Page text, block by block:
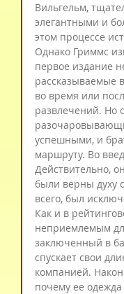
Вильгельм,
элегантными и
этом процессе
Однако Гриммс
первое издание
рассказываемые
во время или
развлечений. Но
успешными, и
маршруту. Во
Действительно,
были верны духу
всего, был
Как и в
неприемлемым
заключенный в
спускает свои
компанией.
почему ее одежда